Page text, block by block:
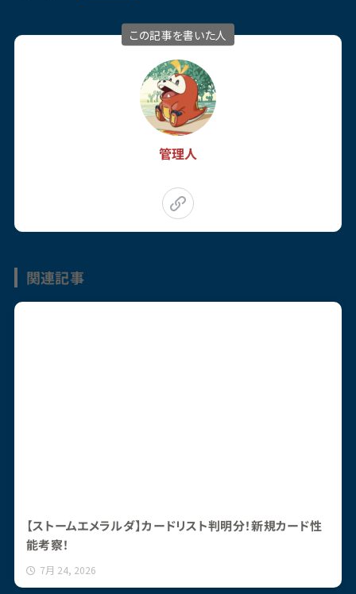
この記事を書いた人
管理人
関連記事
【ストームエメラルダ】カードリスト判明分！新規カード性
能考察！
7月 24, 2026